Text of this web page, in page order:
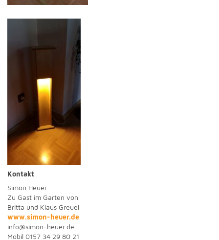
Kontakt
Simon Heuer
Zu Gast im Garten von
Britta und Klaus Greuel
www.simon-heuer.de
info@simon-heuer.de
Mobil 0157 34 29 80 21